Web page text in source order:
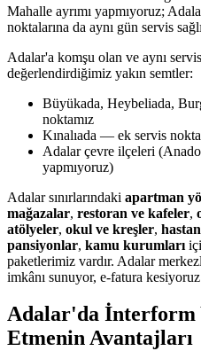
Mahalle ayrımı yapmıyoruz;
noktalarına da aynı gün servis
Adalar'a komşu olan ve aynı
değerlendirdiğimiz yakın semtler:
Büyükada, Heybeliada,
noktamız
Kınalıada — ek servis
Adalar çevre ilçeleri
yapmıyoruz)
Adalar sınırlarındaki apartman
mağazalar, restoran ve kafeler,
atölyeler, okul ve kreşler,
pansiyonlar, kamu kurumları
paketlerimiz vardır. Adalar
imkânı sunuyor, e-fatura
Adalar'da İnterform
Etmenin Avantajları